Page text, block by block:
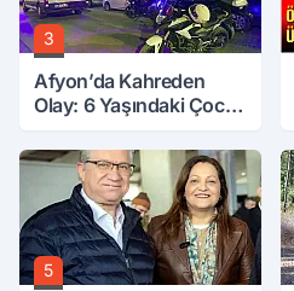
3
Afyon’da Kahreden
Olay: 6 Yaşındaki Çocuk
5